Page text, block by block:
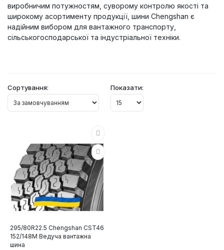
виробничим потужностям, суворому контролю якості та
широкому асортименту продукції, шини Chengshan є
надійним вибором для вантажного транспорту,
сільськогосподарської та індустріальної техніки.
Сортування: Показати:
295/80R22.5 Chengshan CST46
152/148M Ведуча вантажна
шина